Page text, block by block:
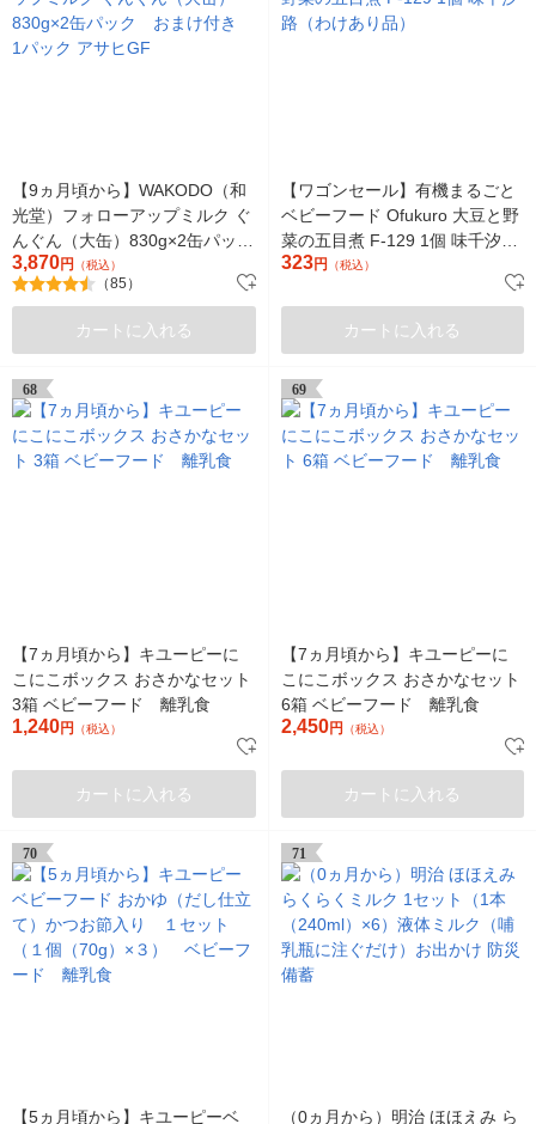
【9ヵ月頃から】WAKODO（和
光堂）フォローアップミルク ぐ
んぐん（大缶）830g×2缶パッ
ク おまけ付き 1パック アサ
ヒGF
3,870円 （税込）
（85）
カートに入れる
【ワゴンセール】有機まるごと
ベビーフード Ofukuro 大豆と野
菜の五目煮 F-129 1個 味千汐路
（わけあり品）
323円 （税込）
カートに入れる
68
【7ヵ月頃から】キユーピーに
こにこボックス おさかなセット
3箱 ベビーフード 離乳食
1,240円 （税込）
カートに入れる
69
【7ヵ月頃から】キユーピーに
こにこボックス おさかなセット
6箱 ベビーフード 離乳食
2,450円 （税込）
カートに入れる
70
【5ヵ月頃から】キユーピーベ
71
（0ヵ月から）明治 ほほえみ ら